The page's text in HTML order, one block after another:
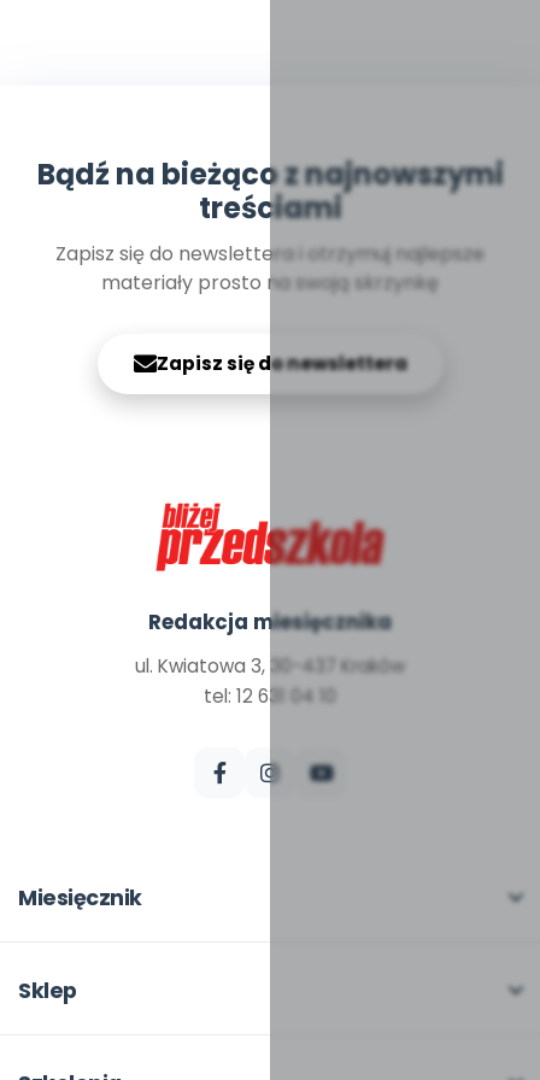
Bądź na bieżąco z najnowszymi
treściami
Zapisz się do newslettera i otrzymuj najlepsze
materiały prosto na swoją skrzynkę
Zapisz się do newslettera
Redakcja miesięcznika
ul. Kwiatowa 3, 30-437 Kraków
tel: 12 631 04 10
Miesięcznik
W numerze
Sklep